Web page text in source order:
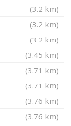
(3.2 km)
(3.2 km)
(3.2 km)
(3.45 km)
(3.71 km)
(3.71 km)
(3.76 km)
(3.76 km)